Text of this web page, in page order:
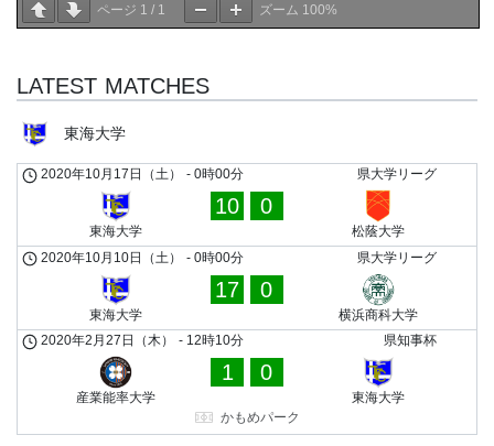
ページ 1 / 1 ズーム 100%
LATEST MATCHES
東海大学
県大学リーグ
2020年10月17日（土） - 0時00分
東海大学
10 0
松蔭大学
県大学リーグ
2020年10月10日（土） - 0時00分
東海大学
17 0
横浜商科大学
県知事杯
2020年2月27日（木） - 12時10分
産業能率大学
1 0
東海大学
かもめパーク